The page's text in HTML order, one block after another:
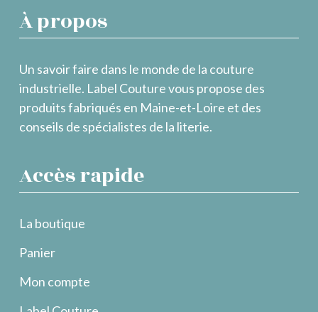
À propos
Un savoir faire dans le monde de la couture
industrielle. Label Couture vous propose des
produits fabriqués en Maine-et-Loire et des
conseils de spécialistes de la literie.
Accès rapide
La boutique
Panier
Mon compte